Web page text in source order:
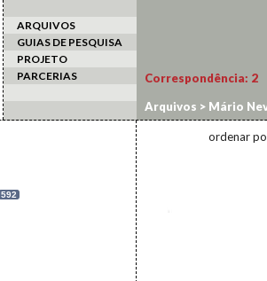
ARQUIVOS
GUIAS DE PESQUISA
PROJETO
PARCERIAS
592
Correspondência: 2
Arquivos > Mário
ordenar